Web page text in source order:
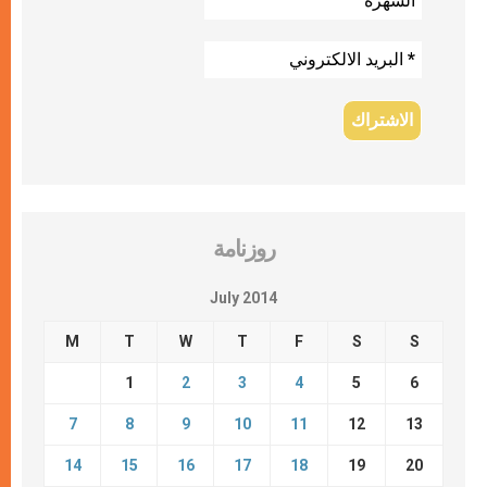
روزنامة
July 2014
M T W T F S S
1 2 3 4 5 6
7 8 9 10 11 12 13
14 15 16 17 18 19 20